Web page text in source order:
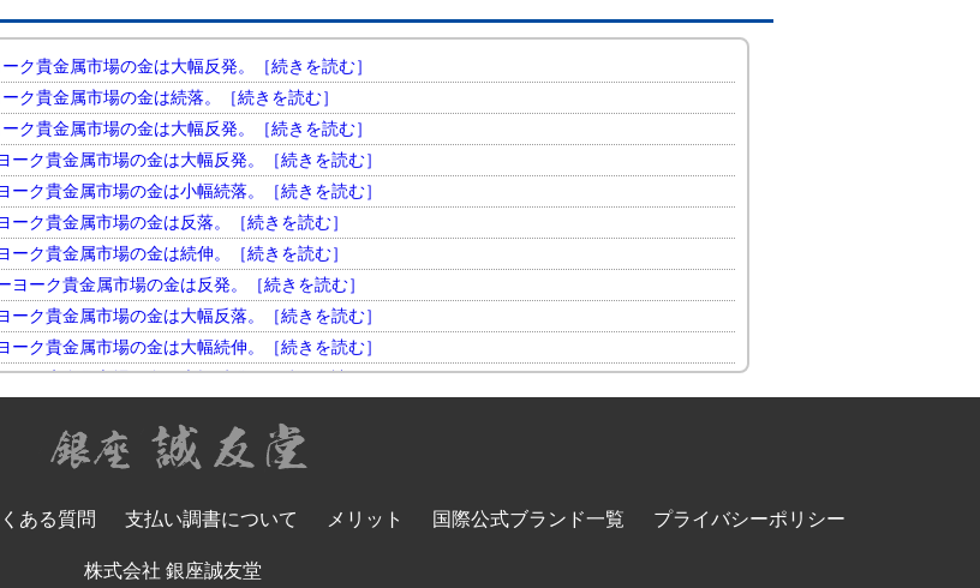
ク貴金属市場の金は大幅反発。［続きを読む］
ク貴金属市場の金は続落。［続きを読む］
ク貴金属市場の金は大幅反発。［続きを読む］
ク貴金属市場の金は大幅反発。［続きを読む］
ク貴金属市場の金は小幅続落。［続きを読む］
ク貴金属市場の金は反落。［続きを読む］
ク貴金属市場の金は続伸。［続きを読む］
ーク貴金属市場の金は反発。［続きを読む］
ク貴金属市場の金は大幅反落。［続きを読む］
ク貴金属市場の金は大幅続伸。［続きを読む］
ク貴金属市場の金は大幅反発。［続きを読む］
ク貴金属市場の金は大幅続落。［続きを読む］
ク貴金属市場の金は反落。［続きを読む］
ク貴金属市場の金は大幅続落。［続きを読む］
ーク貴金属市場の金は反落。［続きを読む］
ある質問 支払い調書について メリット 国際公式ブランド一覧 プライバシーポリシー
株式会社 銀座誠友堂